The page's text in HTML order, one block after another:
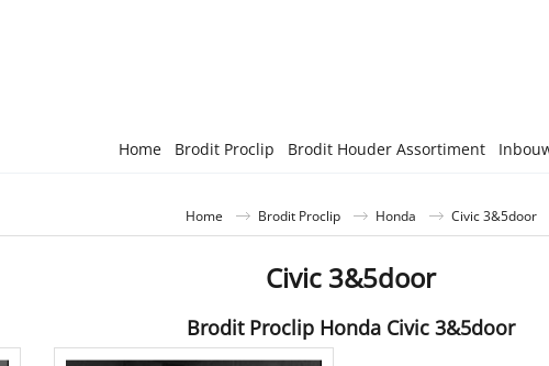
Home Brodit Proclip Brodit Houder Assortiment
Home Brodit Proclip Honda Civic 3&5door
Civic 3&5door
Brodit Proclip Honda Civic 3&5door